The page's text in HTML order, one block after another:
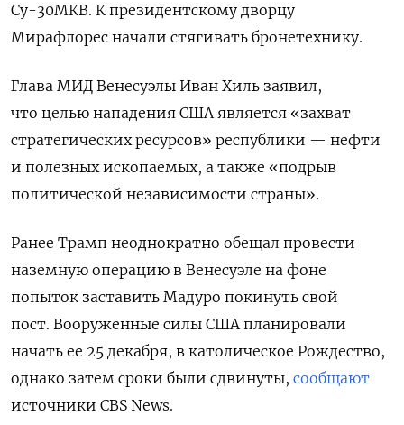
Су-30МКВ. К президентскому дворцу
Мирафлорес начали стягивать бронетехнику.
Глава МИД Венесуэлы Иван Хиль заявил,
что целью нападения США является «захват
стратегических ресурсов» республики — нефти
и полезных ископаемых, а также «подрыв
политической независимости страны».
Ранее Трамп неоднократно обещал провести
наземную операцию в Венесуэле на фоне
попыток заставить Мадуро покинуть свой
пост. Вооруженные силы США планировали
начать ее 25 декабря, в католическое Рождество,
однако затем сроки были сдвинуты, сообщают
источники CBS News.